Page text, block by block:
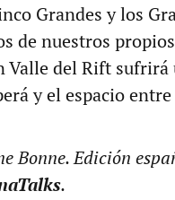
Grandes y los
de nuestros
Valle del Rift
y el espacio
Bonne. Edición
.